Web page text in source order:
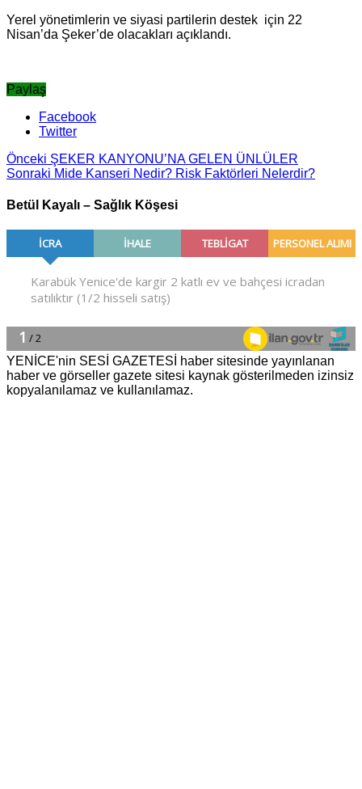
Yerel yönetimlerin ve siyasi partilerin destek için 22
Nisan’da Şeker’de olacakları açıklandı.
Paylaş
Facebook
Twitter
Önceki ŞEKER KANYONU’NA GELEN ÜNLÜLER
Sonraki Mide Kanseri Nedir? Risk Faktörleri Nelerdir?
Betül Kayalı – Sağlık Köşesi
YENİCE'nin SESİ GAZETESİ haber sitesinde yayınlanan
haber ve görseller gazete sitesi kaynak gösterilmeden izinsiz
kopyalanılamaz ve kullanılamaz.